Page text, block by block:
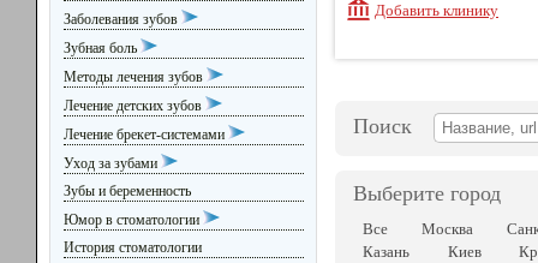
Заболевания зубов
Зубная боль
Методы лечения зубов
Лечение детских зубов
Лечение брекет-системами
Уход за зубами
Зубы и беременность
Юмор в стоматологии
История стоматологии
Добавить клинику
Поиск
Выберите город
Все Москва
Казань
Киев